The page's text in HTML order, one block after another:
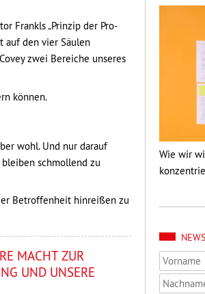
Frankls „Prinzip der Pro-
auf den vier Säulen
zwei Bereiche unseres
können.
wohl. Und nur darauf
schmollend zu
Betroffenheit hinreißen zu
MACHT ZUR
UND UNSERE
Wie wir